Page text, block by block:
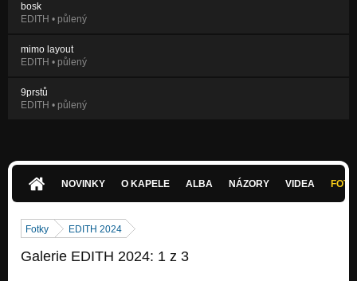
bosk
EDITH • půlený
mimo layout
EDITH • půlený
9prstů
EDITH • půlený
NOVINKY O KAPELE ALBA NÁZORY VIDEA
Fotky EDITH 2024
Galerie EDITH 2024: 1 z 3